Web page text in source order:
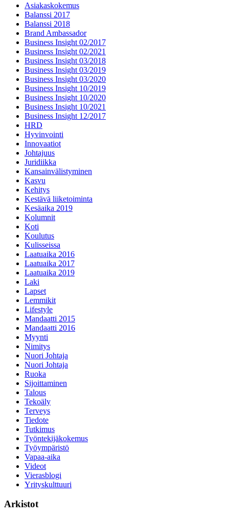
Asiakaskokemus
Balanssi 2017
Balanssi 2018
Brand Ambassador
Business Insight 02/2017
Business Insight 02/2021
Business Insight 03/2018
Business Insight 03/2019
Business Insight 03/2020
Business Insight 10/2019
Business Insight 10/2020
Business Insight 10/2021
Business Insight 12/2017
HRD
Hyvinvointi
Innovaatiot
Johtajuus
Juridiikka
Kansainvälistyminen
Kasvu
Kehitys
Kestävä liiketoiminta
Kesäaika 2019
Kolumnit
Koti
Koulutus
Kulisseissa
Laatuaika 2016
Laatuaika 2017
Laatuaika 2019
Laki
Lapset
Lemmikit
Lifestyle
Mandaatti 2015
Mandaatti 2016
Myynti
Nimitys
Nuori Johtaja
Nuori Johtaja
Ruoka
Sijoittaminen
Talous
Tekoäly
Terveys
Tiedote
Tutkimus
Työntekijäkokemus
Työympäristö
Vapaa-aika
Videot
Vierasblogi
Yrityskulttuuri
Arkistot